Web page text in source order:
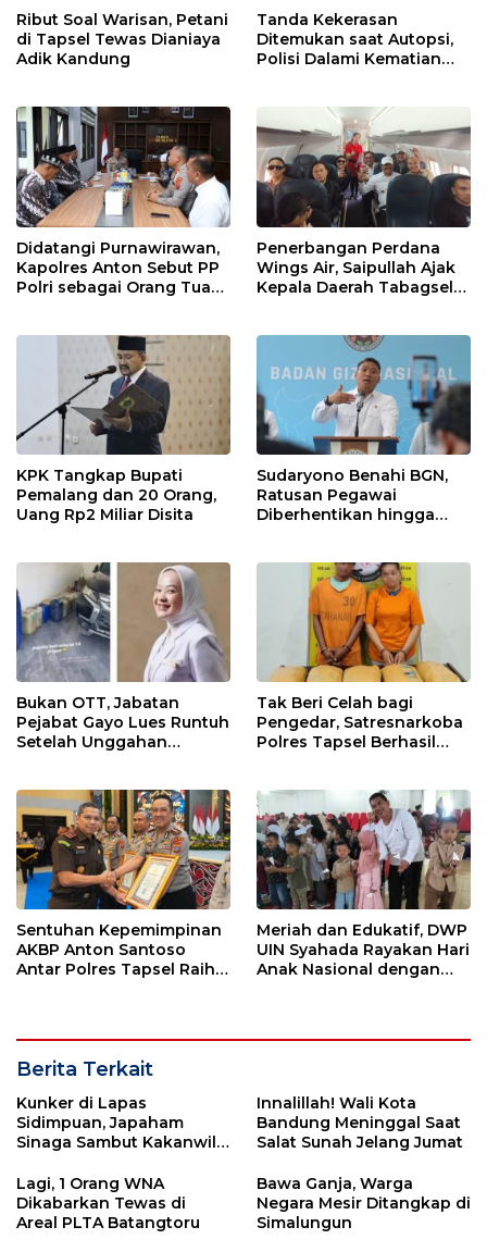
Ribut Soal Warisan, Petani
di Tapsel Tewas Dianiaya
Adik Kandung
Tanda Kekerasan
Ditemukan saat Autopsi,
Polisi Dalami Kematian
Didatangi Purnawirawan,
Kapolres Anton Sebut PP
Polri sebagai Orang Tua
Penerbangan Perdana
Wings Air, Saipullah Ajak
Kepala Daerah Tabagsel
KPK Tangkap Bupati
Pemalang dan 20 Orang,
Uang Rp2 Miliar Disita
Sudaryono Benahi BGN,
Ratusan Pegawai
Diberhentikan hingga
Bukan OTT, Jabatan
Pejabat Gayo Lues Runtuh
Setelah Unggahan
Tak Beri Celah bagi
Pengedar, Satresnarkoba
Polres Tapsel Berhasil
Sentuhan Kepemimpinan
AKBP Anton Santoso
Antar Polres Tapsel Raih
Meriah dan Edukatif, DWP
UIN Syahada Rayakan Hari
Anak Nasional dengan
Berita Terkait
Kunker di Lapas
Sidimpuan, Japaham
Sinaga Sambut Kakanwil
Innalillah! Wali Kota
Bandung Meninggal Saat
Salat Sunah Jelang Jumat
Lagi, 1 Orang WNA
Dikabarkan Tewas di
Areal PLTA Batangtoru
Bawa Ganja, Warga
Negara Mesir Ditangkap di
Simalungun